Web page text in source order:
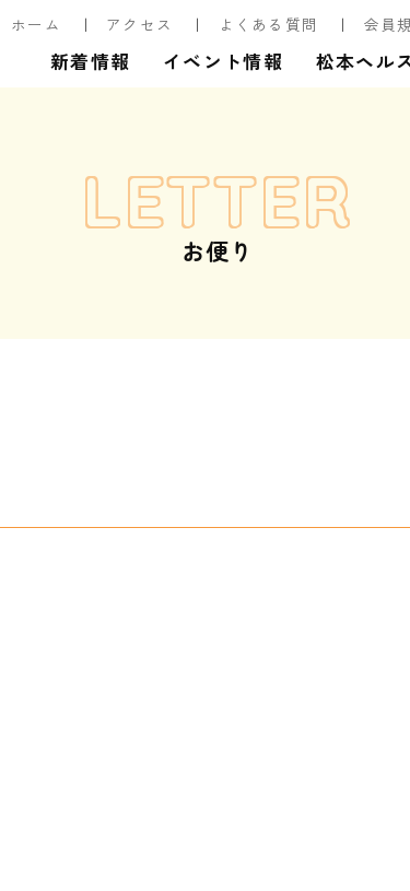
ホーム アクセス よくある質問 会員
新着情報 イベント情報 松本ヘル
LETTER
お便り